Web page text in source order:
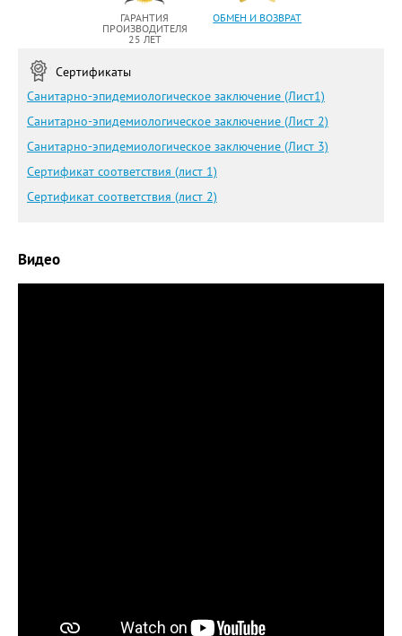
ГАРАНТИЯ
ПРОИЗВОДИТЕЛЯ
25 ЛЕТ
ОБМЕН И ВОЗВРАТ
Сертификаты
Санитарно-эпидемиологическое заключение (Лист1)
Санитарно-эпидемиологическое заключение (Лист 2)
Санитарно-эпидемиологическое заключение (Лист 3)
Сертификат соответствия (лист 1)
Сертификат соответствия (лист 2)
Видео